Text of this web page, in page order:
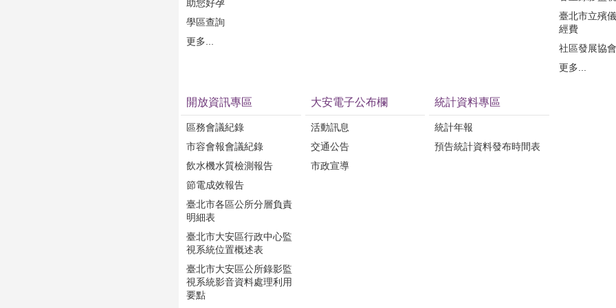
助您好孕
學區查詢
更多...
臺北市立殯
經費
社區發展協會
更多...
開放資訊專區
區務會議紀錄
市容會報會議紀錄
飲水機水質檢測報告
節電成效報告
臺北市各區公所分層負責
明細表
臺北市大安區行政中心監
視系統位置概述表
臺北市大安區公所錄影監
視系統影音資料處理利用
要點
大安電子公布欄
活動訊息
交通公告
市政宣導
統計資料專區
統計年報
預告統計資料發布時間表